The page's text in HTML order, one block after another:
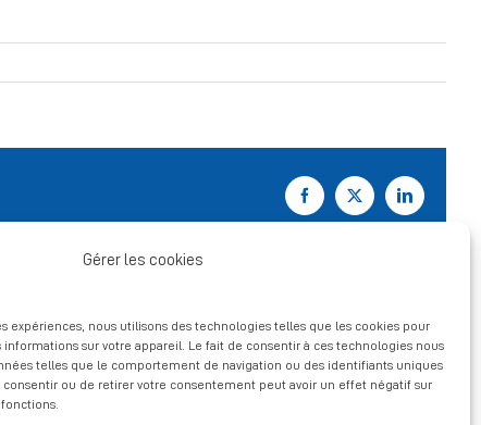
Gérer les cookies
expériences, nous utilisons des technologies telles que les cookies pour
sur votre appareil. Le fait de consentir à ces technologies nous
telles que le comportement de navigation ou des identifiants uniques
consentir ou de retirer votre consentement peut avoir un effet négatif sur
Facebook
X LinkedIn